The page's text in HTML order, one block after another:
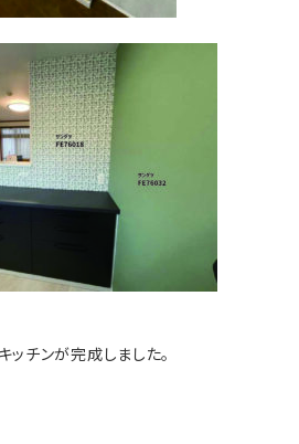
チンが完成しました。